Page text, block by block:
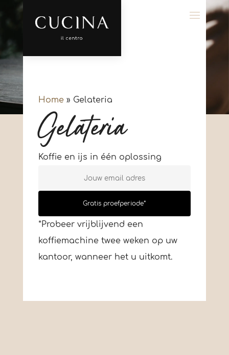
Home» Gelateria
Gelateria
Koffie en ijs in één oplossing
Gratis proefperiode*
*Probeer vrijblijvend een
koffiemachine twee weken op uw
kantoor, wanneer het u uitkomt.